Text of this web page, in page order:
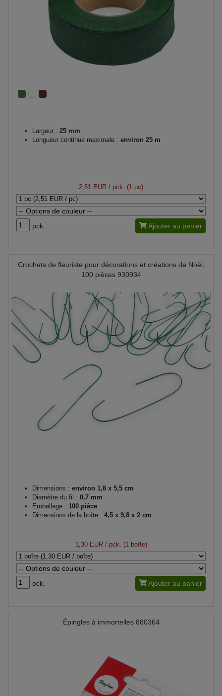
Largeur : 25 mm
Longueur continue maximale : environ 25 m
2,51 EUR / pck. (1 pc)
pck. Ajouter au panier
Crochets de fleuriste pour décorations et créations de Noël,
100 pièces 930934
Dimensions : environ 1,8 x 5,5 cm
Diamètre du fil : 0,7 mm
Emballage : 100 pièce
Dimensions de la boîte : 4,5 x 9,8 x 2 cm
1,30 EUR/ pck. (1 boîte)
pck. Ajouter au panier
Épingles à immortelles 880364